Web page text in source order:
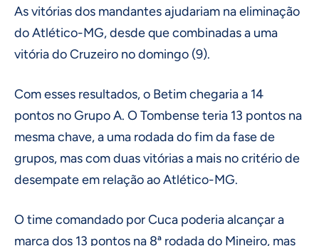
As vitórias dos mandantes ajudariam na eliminação
do Atlético-MG, desde que combinadas a uma
vitória do Cruzeiro no domingo (9).
Com esses resultados, o Betim chegaria a 14
pontos no Grupo A. O Tombense teria 13 pontos na
mesma chave, a uma rodada do fim da fase de
grupos, mas com duas vitórias a mais no critério de
desempate em relação ao Atlético-MG.
O time comandado por Cuca poderia alcançar a
marca dos 13 pontos na 8ª rodada do Mineiro, mas